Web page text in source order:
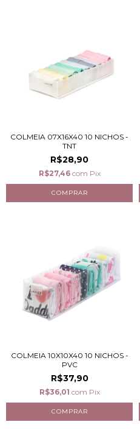
COLMEIA 07X16X40 10 NICHOS -
TNT
R$28,90
R$27,46 com Pix
COLMEIA 10X10X40 10 NICHOS -
PVC
R$37,90
R$36,01 com Pix